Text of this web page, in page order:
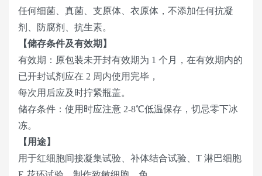
任何细菌、真菌、支原体、衣原体，不添加任何抗凝
剂、防腐剂、抗生素。
【储存条件及有效期】
有效期：原包装未开封有效期为 1 个月，在有效期内的
已开封试剂应在 2 周内使用完毕，
每次用后应及时拧紧瓶盖。
储存条件：使用时应注意 2-8℃低温保存，切忌零下冰
冻。
【用途】
用于红细胞间接凝集试验、补体结合试验、T 淋巴细胞